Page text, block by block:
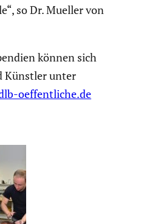
so Dr. Mueller von
können sich
Künstler unter
oeffentliche.de